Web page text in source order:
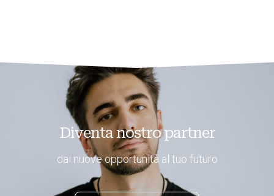
Diventa nostro partner
dai nuove opportunità al tuo futuro